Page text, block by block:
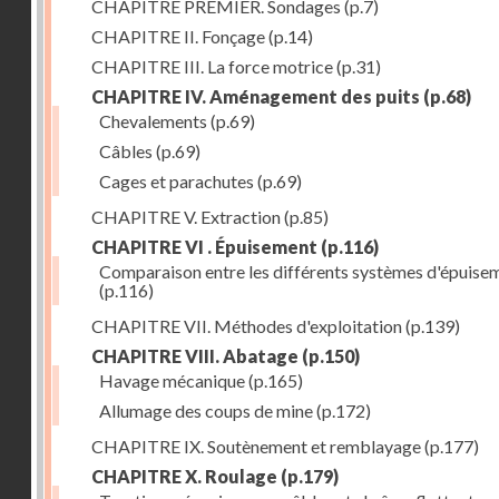
CHAPITRE PREMIER. Sondages (p.7)
CHAPITRE II. Fonçage(p.14)
CHAPITRE III. La force motrice(p.31)
CHAPITRE IV. Aménagement des puits (p.68)
Chevalements (p.69)
Câbles (p.69)
Cages et parachutes (p.69)
CHAPITRE V. Extraction(p.85)
CHAPITRE VI . Épuisement (p.116)
Comparaison entre les différents systèmes
(p.116)
CHAPITRE VII. Méthodes d'exploitation(p.139)
CHAPITRE VIII. Abatage (p.150)
Havage mécanique(p.165)
Allumage des coups de mine(p.172)
CHAPITRE IX. Soutènement et remblayage(p.177)
CHAPITRE X. Roulage (p.179)